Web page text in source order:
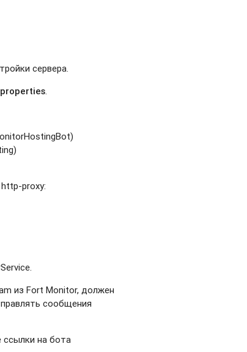
сервера.
.
proxy:
из Fort Monitor, должен
сообщения
на бота